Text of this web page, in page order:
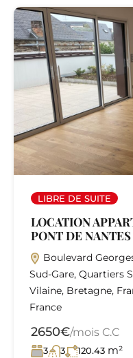
LIBRE DE SUITE
LOCATION
PONT DE NANTES
Boulevard
Sud-Gare, Quartiers
Vilaine, Bretagne,
France
2650€/mois C.C
3 3 120.43 m²